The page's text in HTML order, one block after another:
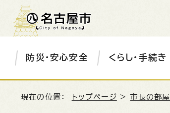
防災・安心安全 くらし・手続き
現在の位置： トップページ >市長の部屋